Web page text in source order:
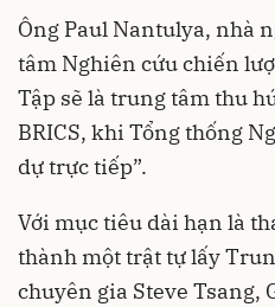
Ông Paul Nantulya, nhà
tâm Nghiên cứu chiến
Tập sẽ là trung tâm thu
BRICS, khi Tổng thống
dự trực tiếp”.
Với mục tiêu dài hạn là
thành một trật tự lấy
chuyên gia Steve Tsang,